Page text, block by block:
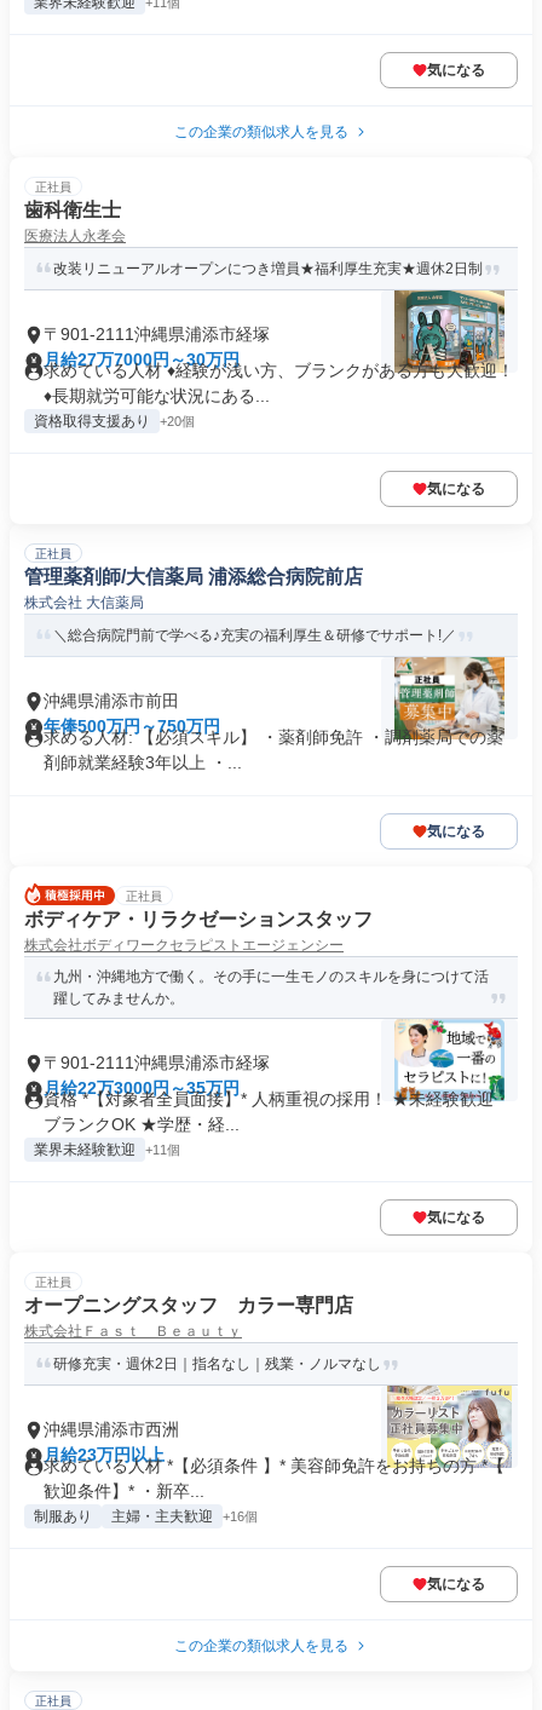
気になる
この企業の類似求人を見る
正社員
歯科衛生士
医療法人永孝会
改装リニューアルオープンにつき増員★福利厚生充実★週休2日制
〒901-2111沖縄県浦添市経塚
月給27万7000円～30万円
求めている人材 ♦経験が浅い方、ブランクがある方も大歓迎！
♦長期就労可能な状況にある...
資格取得支援あり +20個
気になる
正社員
管理薬剤師/大信薬局 浦添総合病院前店
株式会社 大信薬局
＼総合病院門前で学べる♪充実の福利厚生＆研修でサポート!／
沖縄県浦添市前田
年俸500万円～750万円
求める人材: 【必須スキル】 ・薬剤師免許 ・調剤薬局での薬
剤師就業経験3年以上 ・...
気になる
正社員
ボディケア・リラクゼーションスタッフ
株式会社ボディワークセラピストエージェンシー
九州・沖縄地方で働く。その手に一生モノのスキルを身につけて活
躍してみませんか。
〒901-2111沖縄県浦添市経塚
月給22万3000円～35万円
資格 *【対象者全員面接】* 人柄重視の採用！ ★未経験歓迎・
ブランクOK ★学歴・経...
業界未経験歓迎 +11個
気になる
正社員
オープニングスタッフ カラー専門店
株式会社Ｆａｓｔ Ｂｅａｕｔｙ
研修充実・週休2日｜指名なし｜残業・ノルマなし
沖縄県浦添市西洲
月給23万円以上
求めている人材 *【必須条件 】* 美容師免許をお持ちの方 *【
歓迎条件】* ・新卒...
制服あり 主婦・主夫歓迎 +16個
気になる
この企業の類似求人を見る
正社員